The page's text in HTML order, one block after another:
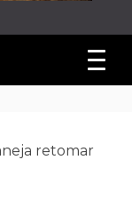
&
retomar